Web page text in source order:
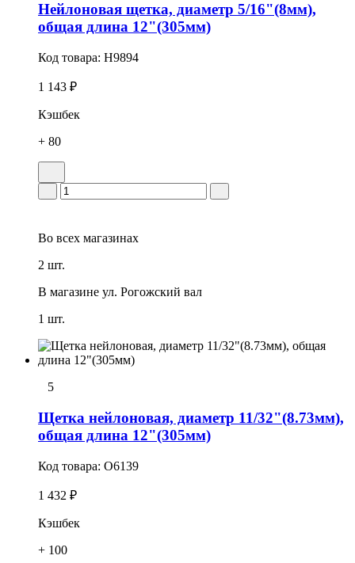
Нейлоновая щетка, диаметр 5/16"(8мм),
общая длина 12"(305мм)
Код товара: H9894
1 143 ₽
Кэшбек
+ 80
Во всех магазинах
2 шт.
В магазине ул. Рогожский вал
1 шт.
5
Щетка нейлоновая, диаметр 11/32"(8.73мм),
общая длина 12"(305мм)
Код товара: O6139
1 432 ₽
Кэшбек
+ 100